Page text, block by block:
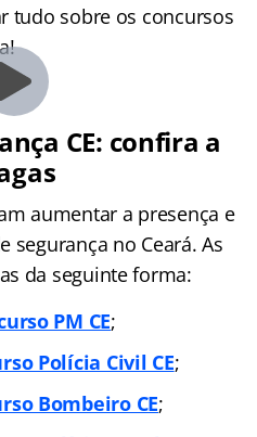
tudo sobre os concursos
CE: confira a
aumentar a presença e
segurança no Ceará. As
da seguinte forma:
PM CE;
Polícia Civil CE;
Bombeiro CE;